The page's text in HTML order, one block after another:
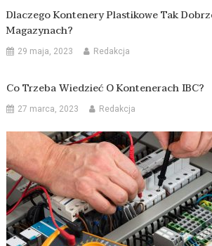
Dlaczego Kontenery Plastikowe Tak
Magazynach?
29 maja, 2023 Redakcja
Co Trzeba Wiedzieć O Kontenerach IBC?
27 marca, 2023 Redakcja